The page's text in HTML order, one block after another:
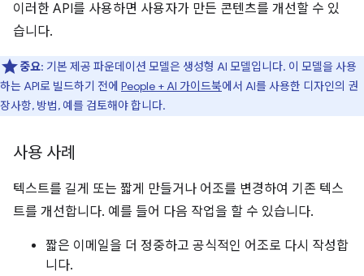
이러한 API를 사용하면 사용자가 만든 콘텐츠를 개선할 수 있
습니다.
중요: 기본 제공 파운데이션 모델은 생성형 AI 모델입니다. 이 모델을 사용
하는 API로 빌드하기 전에 People + AI 가이드북에서 AI를 사용한 디자인의 권
장사항, 방법, 예를 검토해야 합니다.
사용 사례
텍스트를 길게 또는 짧게 만들거나 어조를 변경하여 기존 텍스
트를 개선합니다. 예를 들어 다음 작업을 할 수 있습니다.
짧은 이메일을 더 정중하고 공식적인 어조로 다시 작성합
니다.